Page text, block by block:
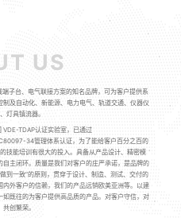
US
子台、电气联接方案的知名品牌，可为客户提供系
及自动化、新能源、电力电气、轨道交通、仪器仪
灯具镇流器。
TDAP认证实验室，已通过
34管理体系认证，为了能给客户百分之百的
技能培训有很大的投入。具备从产品设计、精密模
主闭环。质量是我们对客户的庄严承诺，是品牌的
到一致”的原则，贯穿于设计、制造、测试、交付的
外客户的信赖，我们的产品远销欧美亚洲等。以建
既往的为客户提供高品质的产品。对客户守信，对
创繁荣。